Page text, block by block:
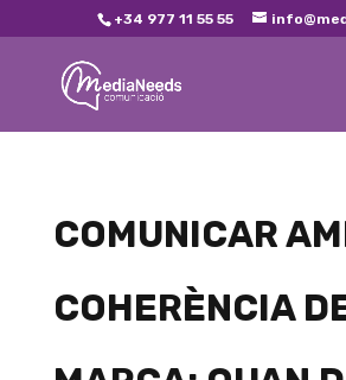
+34 977 11 55 55
COMUNICAR
COHERÈNCIA